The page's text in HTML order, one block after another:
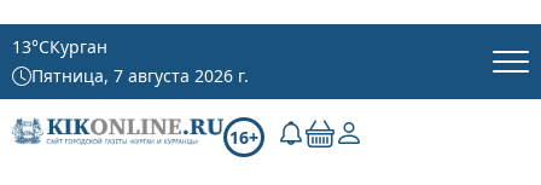
13°CКурган
Пятница, 7 августа 2026 г.
16+